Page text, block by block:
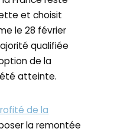
et choisit
le 28 février
qualifiée
de la
été atteinte.
de la
la remontée